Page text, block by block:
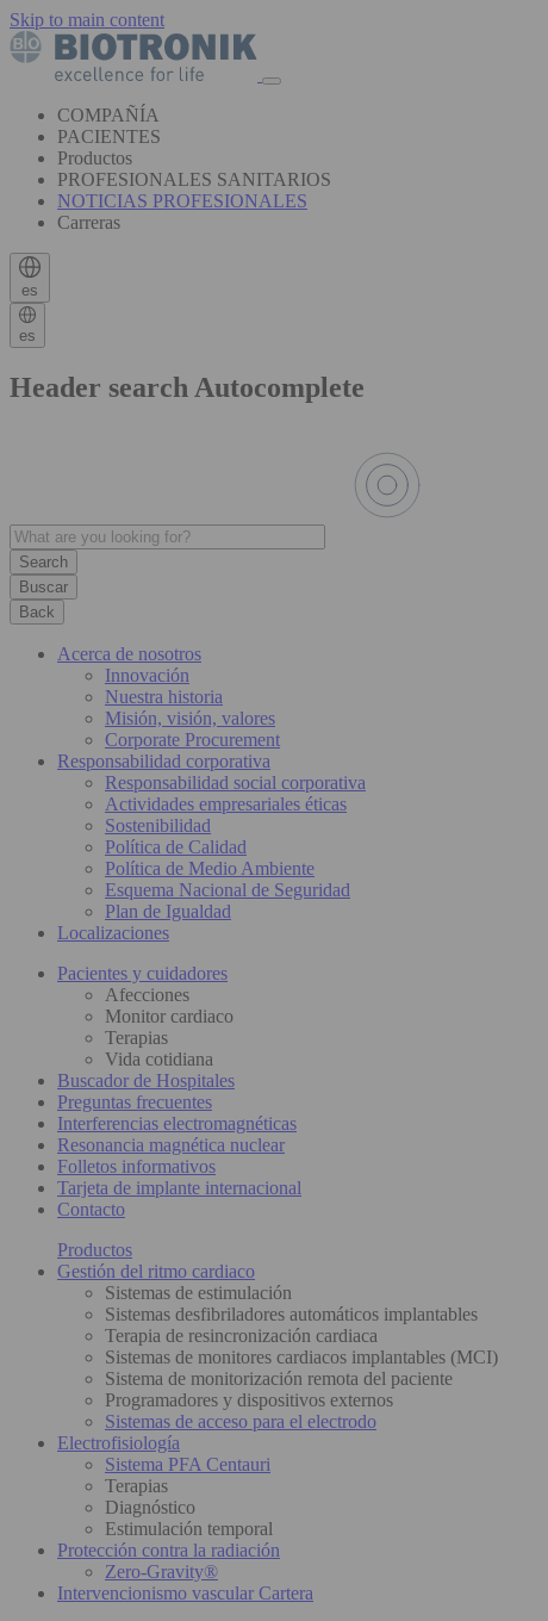
Skip to main content
COMPAÑÍA
PACIENTES
Productos
PROFESIONALES SANITARIOS
NOTICIAS PROFESIONALES
Carreras
es
es
Header search Autocomplete
Buscar
Back
Acerca de nosotros
Innovación
Nuestra historia
Misión, visión, valores
Corporate Procurement
Responsabilidad corporativa
Responsabilidad social corporativa
Actividades empresariales éticas
Sostenibilidad
Política de Calidad
Política de Medio Ambiente
Esquema Nacional de Seguridad
Plan de Igualdad
Localizaciones
Pacientes y cuidadores
Afecciones
Monitor cardiaco
Terapias
Vida cotidiana
Buscador de Hospitales
Preguntas frecuentes
Interferencias electromagnéticas
Resonancia magnética nuclear
Folletos informativos
Tarjeta de implante internacional
Contacto
Productos
Gestión del ritmo cardiaco
Sistemas de estimulación
Sistemas desfibriladores automáticos implantables
Terapia de resincronización cardiaca
Sistemas de monitores cardiacos implantables (MCI)
Sistema de monitorización remota del paciente
Programadores y dispositivos externos
Sistemas de acceso para el electrodo
Electrofisiología
Sistema PFA Centauri
Terapias
Diagnóstico
Estimulación temporal
Protección contra la radiación
Zero-Gravity®
Intervencionismo vascular Cartera